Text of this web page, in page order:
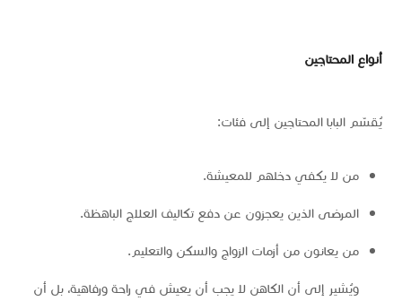
أنواع المحتاجين
يُقسّم البابا المحتاجين إلى فئات:
من لا يكفي دخلهم للمعيشة.
المرضى الذين يعجزون عن دفع تكاليف العلاج الباهظة.
من يعانون من أزمات الزواج والسكن والتعليم.
ويُشير إلى أن الكاهن لا يجب أن يعيش في راحة ورفاهية، بل أن